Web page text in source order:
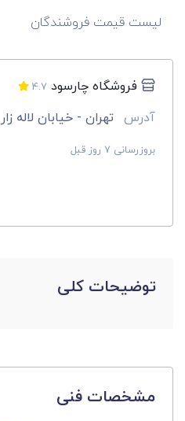
لیست قیمت فروشندگان
فروشگاه چارسود 4.7
آدرس تهران - خیابان لاله زار
بروزرسانی 7 روز قبل
توضیحات کلی
مشخصات فنی